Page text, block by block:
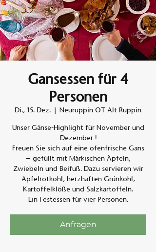
Gansessen für 4
Personen
Di., 15. Dez.
  |
Neuruppin OT Alt Ruppin
Unser Gänse-Highlight für November und
Dezember !
Freuen Sie sich auf eine ofenfrische Gans
– gefüllt mit Märkischen Äpfeln,
Zwiebeln und Beifuß. Dazu servieren wir
Apfelrotkohl, herzhaften Grünkohl,
Kartoffelklöße und Salzkartoffeln.
Ein Festessen für vier Personen.
Anfragen